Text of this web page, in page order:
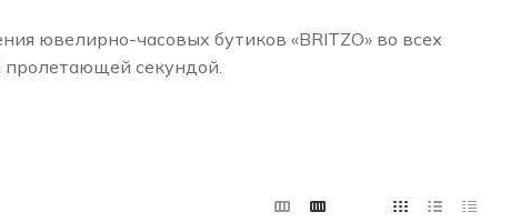
ювелирно-часовых бутиков «BRITZO» во всех
пролетающей секундой.